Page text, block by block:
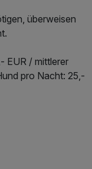
überweisen
EUR / mittlerer
pro Nacht: 25,-